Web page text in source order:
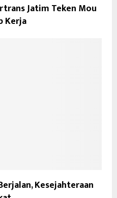
Jatim Teken Mou
Kerja
Kesejahteraan